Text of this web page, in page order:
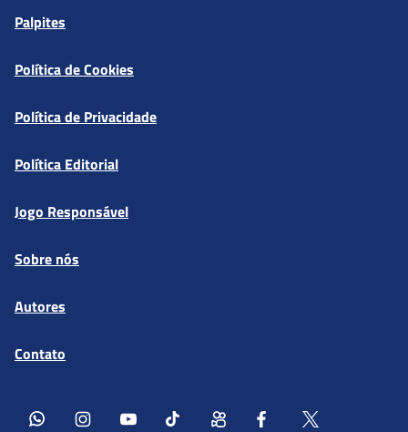
Palpites
Política de Cookies
Política de Privacidade
Política Editorial
Jogo Responsável
Sobre nós
Autores
Contato